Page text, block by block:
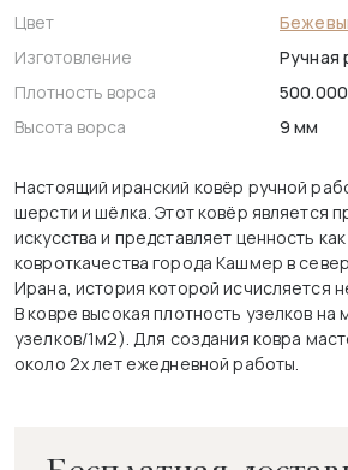
Цвет
Изготовление
Ручная
Плотность ворса
Высота ворса
9 мм
Настоящий иранский ковёр ручной
шерсти и шёлка. Этот ковёр является
искусства и представляет ценность
ковроткачества города Кашмер в
Ирана, история которой исчисляется
В ковре высокая плотность узелков
узелков/1м2). Для создания ковра
около 2х лет ежедневной работы.